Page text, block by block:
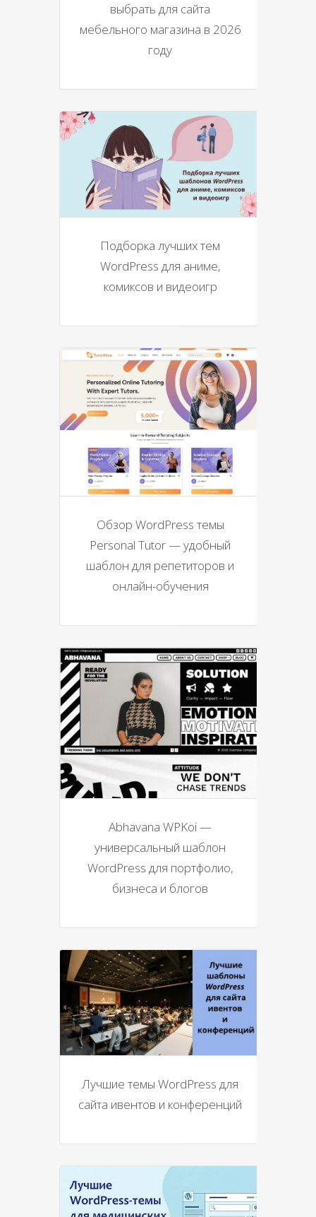
выбрать для сайта
мебельного магазина в 2026
году
Подборка лучших тем
WordPress для аниме,
комиксов и видеоигр
Обзор WordPress темы
Personal Tutor — удобный
шаблон для репетиторов и
онлайн-обучения
Abhavana WPKoi —
универсальный шаблон
WordPress для портфолио,
бизнеса и блогов
Лучшие темы WordPress для
сайта ивентов и конференций